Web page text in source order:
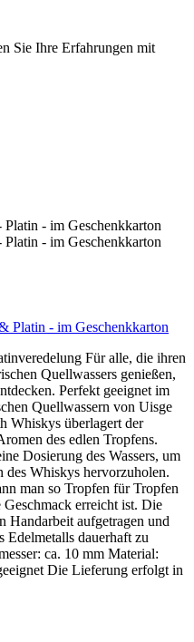
Sie Ihre Erfahrungen mit
Platin - im Geschenkkarton
Für alle, die ihren
Quellwassers genießen,
Perfekt geeignet im
Quellwassern von Uisge
Whiskys überlagert der
des edlen Tropfens.
Dosierung des Wassers, um
des Whiskys hervorzuholen.
man so Tropfen für Tropfen
erreicht ist. Die
aufgetragen und
Edelmetalls dauerhaft zu
ca. 10 mm Material:
Die Lieferung erfolgt in